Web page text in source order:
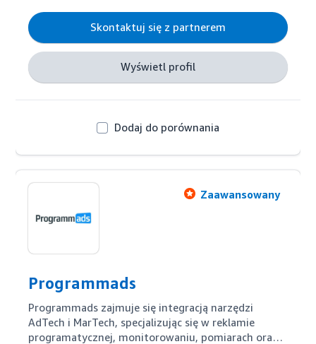
Skontaktuj się z partnerem
Wyświetl profil
Dodaj do porównania
Zaawansowany
Programmads
Programmads zajmuje się integracją narzędzi
AdTech i MarTech, specjalizując się w reklamie
programatycznej, monitorowaniu, pomiarach oraz